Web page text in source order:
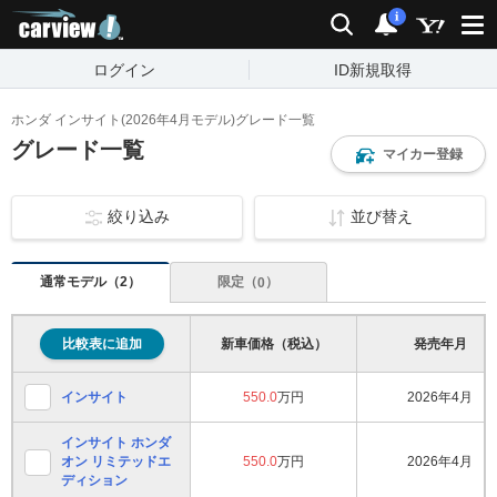
検索 通知
i
ログイン ID新規取得
ホンダ インサイト(2026年4月モデル)グレード一覧
グレード一覧 マイカー登録
絞り込み 並び替え
通常モデル（2） 限定（0 ）
比較表に追加 新車価格（税込） 発売年月
インサイト 550.0万円 2026年4月
インサイト ホンダ
オン リミテッドエ
ディション
550.0万円 2026年4月